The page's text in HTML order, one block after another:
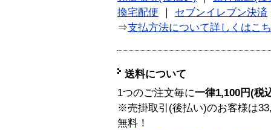
換宅配便
セブンイレブン決済
⇒支払方法について詳しくはこ
送料について
1つのご注文毎に一律1,100円(税
※売掛取引(後払い)のお客様は
無料！